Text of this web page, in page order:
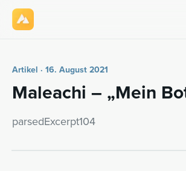
Artikel · 16. August 2021
Ma­lea­chi – „Mein
par­se­dE­x­cerpt104